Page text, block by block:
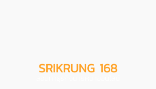
SRIKRUNG 168